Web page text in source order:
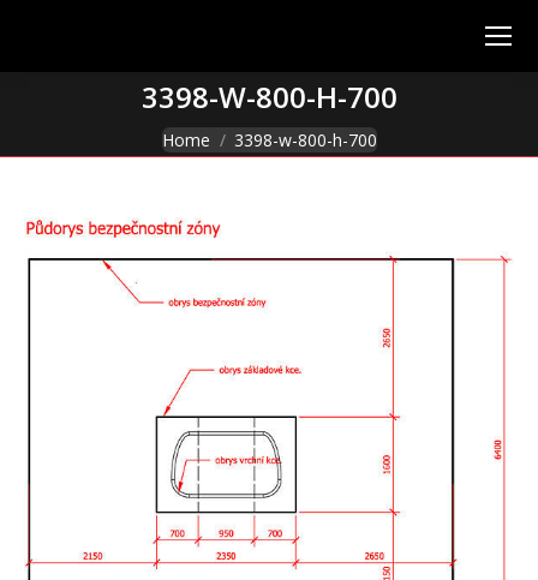
3398-W-800-H-700
You are here:
Home 3398-w-800-h-700